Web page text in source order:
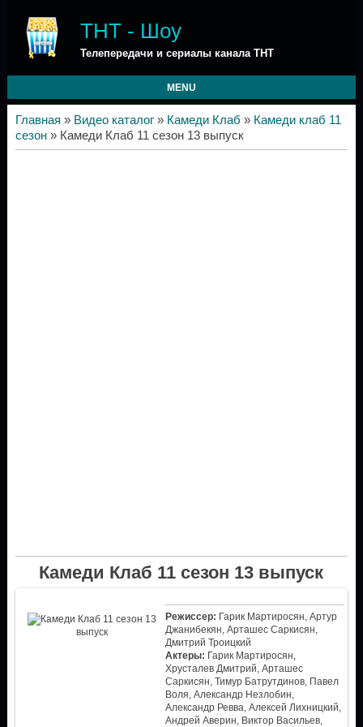
ТНТ - Шоу
Телепередачи и сериалы канала ТНТ
MENU
Главная » Видео каталог» Камеди Клаб » Камеди клаб 11
сезон» Камеди Клаб 11 сезон 13 выпуск
Камеди Клаб 11 сезон 13 выпуск
Режиссер: Гарик Мартиросян, Артур
Джанибекян, Арташес Саркисян,
Дмитрий Троицкий
Актеры: Гарик Мартиросян,
Хрусталев Дмитрий, Арташес
Саркисян, Тимур Батрутдинов, Павел
Воля, Александр Незлобин,
Александр Ревва, Алексей Лихницкий,
Андрей Аверин, Виктор Васильев,